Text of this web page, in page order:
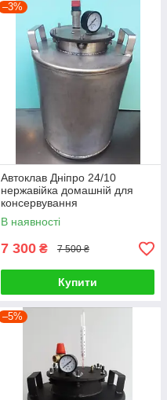
–3%
Автоклав Дніпро 24/10
нержавійка домашній для
консервування
В наявності
7 300 ₴ 7 500 ₴
Купити
–5%